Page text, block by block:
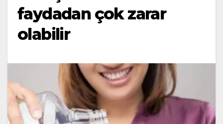
faydadan çok zarar
olabilir